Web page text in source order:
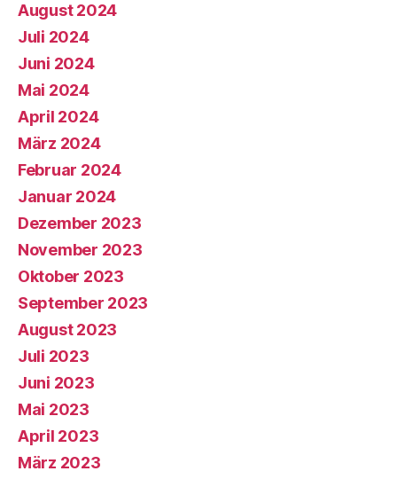
August 2024
Juli 2024
Juni 2024
Mai 2024
April 2024
März 2024
Februar 2024
Januar 2024
Dezember 2023
November 2023
Oktober 2023
September 2023
August 2023
Juli 2023
Juni 2023
Mai 2023
April 2023
März 2023